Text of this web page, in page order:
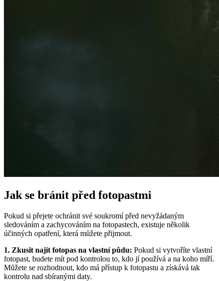
Jak se bránit před fotopastmi
Pokud si přejete ochránit své soukromí před nevyžádaným
sledováním a zachycováním na fotopastech, existuje několik
účinných opatření, která můžete přijmout.
1. Zkusit najít fotopas na vlastní půdu: Pokud si vytvoříte vlastní
fotopast, budete mít pod kontrolou to, kdo jí používá a na koho míří.
Můžete se rozhodnout, kdo má přístup k fotopastu a získává tak
kontrolu nad sbíranými daty.